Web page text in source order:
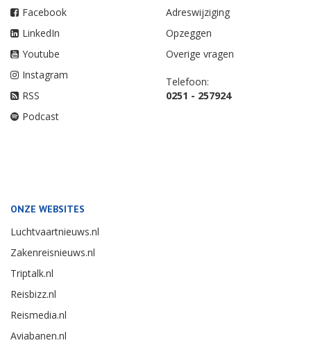
Facebook
LinkedIn
Youtube
Instagram
RSS
Podcast
Adreswijziging
Opzeggen
Overige vragen
Telefoon:
0251 - 257924
ONZE WEBSITES
Luchtvaartnieuws.nl
Zakenreisnieuws.nl
Triptalk.nl
Reisbizz.nl
Reismedia.nl
Aviabanen.nl